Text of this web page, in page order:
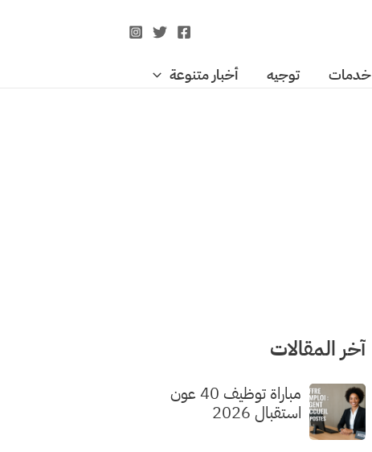
خدمات توجيه أخبار متنوعة
آخر المقالات
مباراة توظيف 40 عون
استقبال 2026